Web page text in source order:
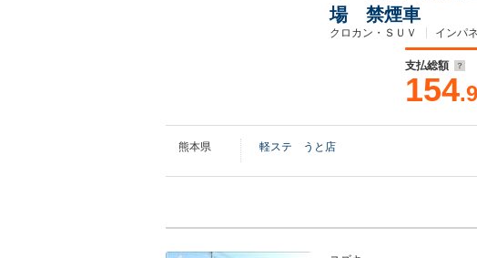
場 禁煙車
クロカン・ＳＵＶ インパ
支払総額
154.9
熊本県 軽ステ うと店